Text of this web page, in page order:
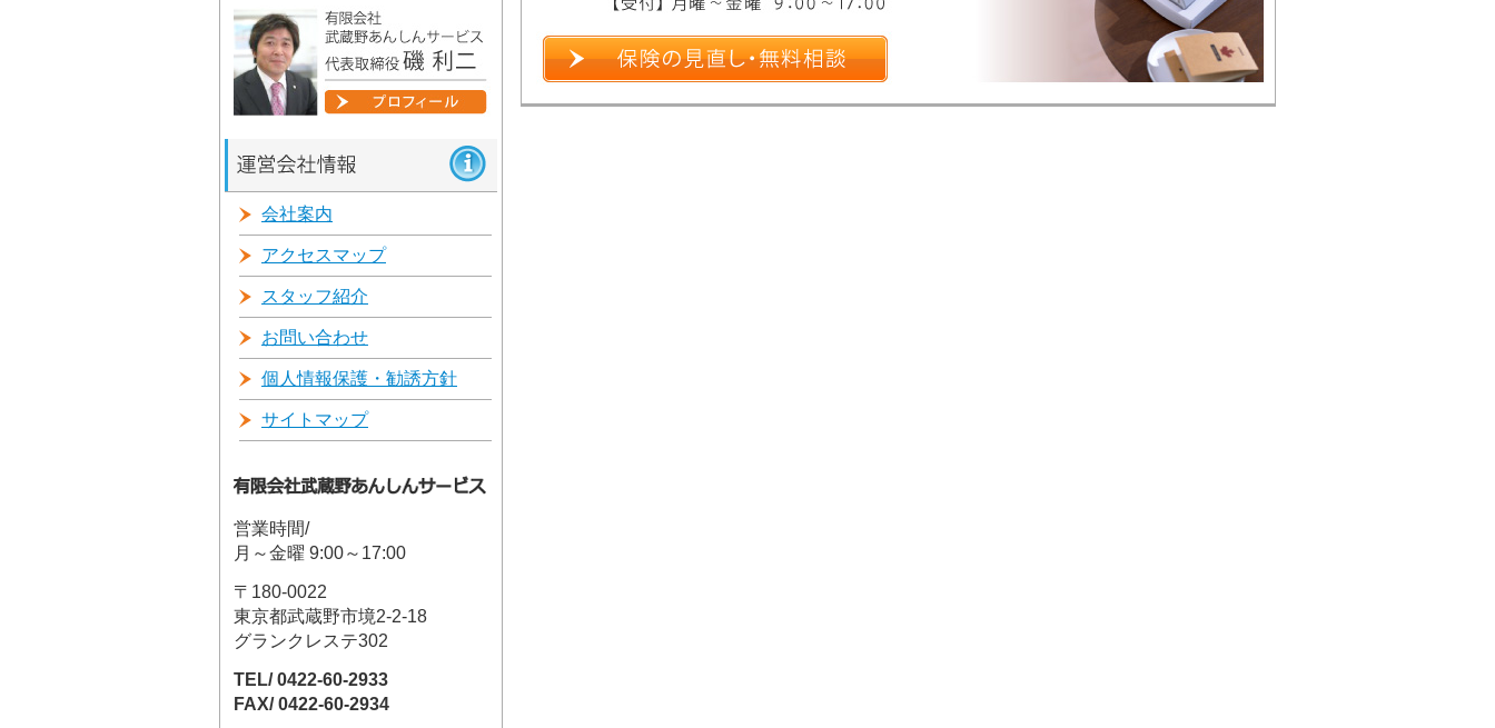
会社案内
アクセスマップ
スタッフ紹介
お問い合わせ
個人情報保護・勧誘方針
サイトマップ
営業時間/
月～金曜 9:00～17:00
〒180-0022
東京都武蔵野市境2-2-18
グランクレステ302
TEL/ 0422-60-2933
FAX/ 0422-60-2934